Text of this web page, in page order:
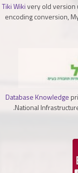
Tiki Wikivery old version
encoding conversion,
Database Knowledge
National